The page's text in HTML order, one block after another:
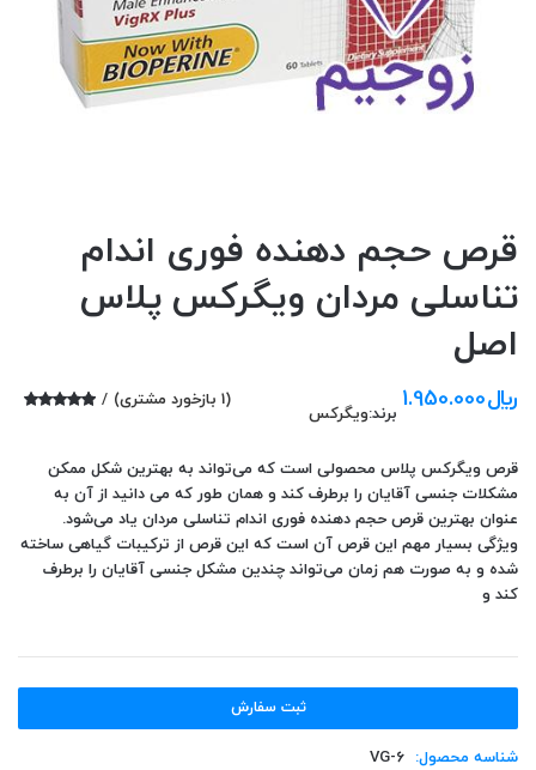
قرص حجم دهنده فوری اندام
تناسلی مردان ویگرکس پلاس
اصل
مشتری
(
1 بازخورد مشتری) ﷼1.950.000 برند:ویگرکس
قرص ویگرکس پلاس محصولی است که می‌تواند به بهترین شکل ممکن
مشکلات جنسی آقایان را برطرف کند و همان طور که می دانید از آن به
عنوان بهترین قرص حجم دهنده فوری اندام تناسلی مردان یاد می‌شود.
ویژگی بسیار مهم این قرص آن است که این قرص از ترکیبات گیاهی ساخته
شده و به صورت هم زمان می‌تواند چندین مشکل جنسی آقایان را برطرف
کند و
ثبت سفارش
شناسه محصول: VG-6